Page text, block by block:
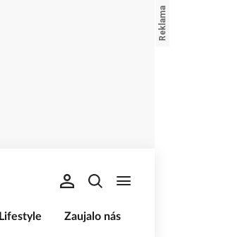
Lifestyle Zaujalo nás